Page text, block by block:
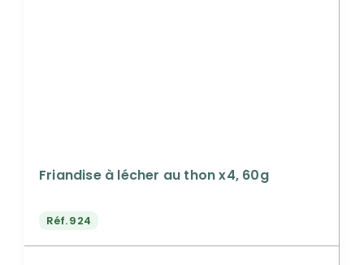
Friandise à lécher au thon x4, 60g
Réf.924